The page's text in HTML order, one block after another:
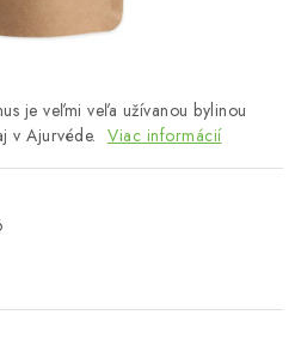
Vernostný program
je veľmi veľa užívanou bylinou
v Ajurvéde. Viac informácií